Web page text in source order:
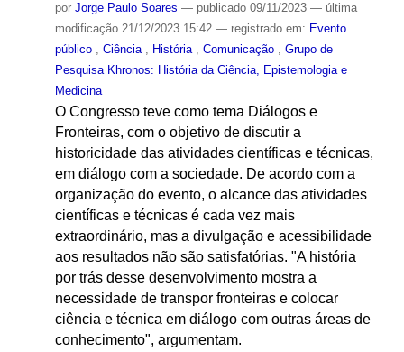
por Jorge Paulo Soares — publicado09/11/2023 — última
modificação21/12/2023 15:42 — registrado em: Evento
público , Ciência , História , Comunicação , Grupo de
Pesquisa Khronos: História da Ciência, Epistemologia e
Medicina
O Congresso teve como tema Diálogos e
Fronteiras, com o objetivo de discutir a
historicidade das atividades científicas e técnicas,
em diálogo com a sociedade. De acordo com a
organização do evento, o alcance das atividades
científicas e técnicas é cada vez mais
extraordinário, mas a divulgação e acessibilidade
aos resultados não são satisfatórias. "A história
por trás desse desenvolvimento mostra a
necessidade de transpor fronteiras e colocar
ciência e técnica em diálogo com outras áreas de
conhecimento", argumentam.